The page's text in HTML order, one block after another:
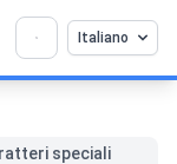
Italiano
speciali
a
×